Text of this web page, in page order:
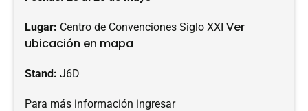
Lugar: Centro de Convenciones Siglo XXI Ver
ubicación en mapa
Stand: J6D
Para más información ingresar